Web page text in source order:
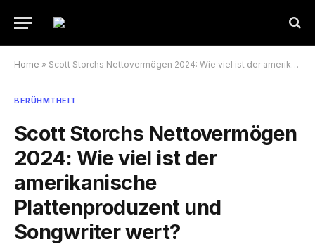
Home » Scott Storchs Nettovermögen 2024: Wie viel ist der amerikanische Plattenproduzent und Songwriter wert?
BERÜHMTHEIT
Scott Storchs Nettovermögen
2024: Wie viel ist der
amerikanische
Plattenproduzent und
Songwriter wert?